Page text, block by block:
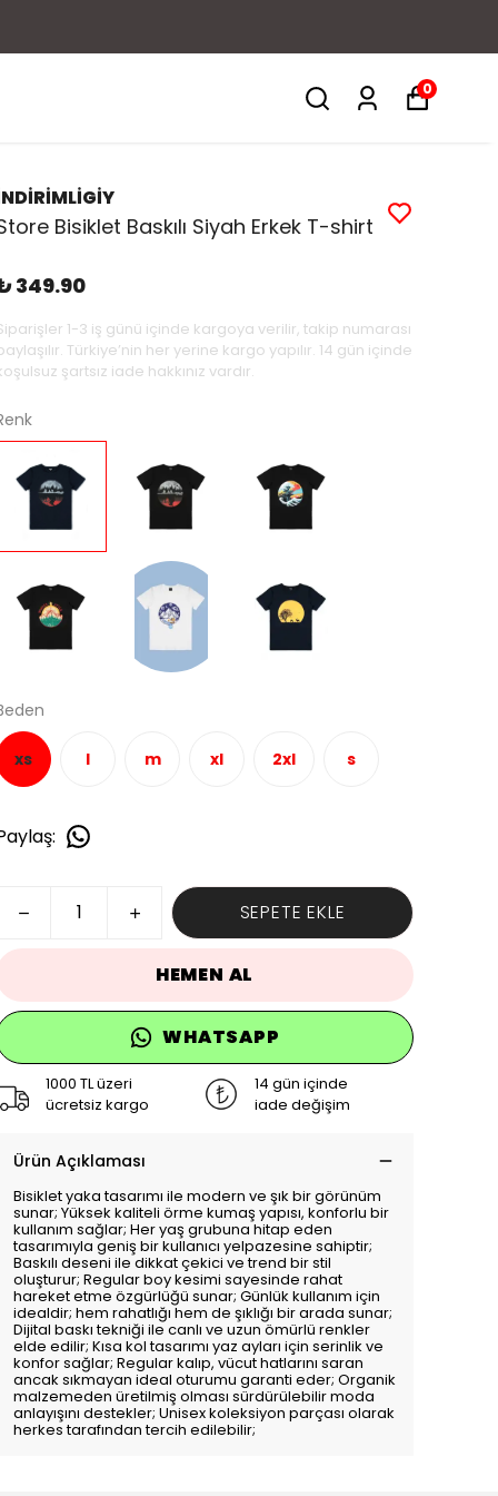
0
Bisiklet Baskılı Siyah Erkek T-shirt
349.90
1-3 iş günü içinde kargoya verilir, takip numarası
Türkiye’nin her yerine kargo yapılır. 14 gün içinde
şartsız iade hakkınız vardır.
xs l m xl 2xl s
:
SEPETE EKLE
HEMEN AL
WHATSAPP
1000 TL üzeri
ücretsiz kargo
14 gün içinde
iade değişim
Ürün Açıklaması
Bisiklet yaka tasarımı ile modern ve şık bir görünüm
sunar; Yüksek kaliteli örme kumaş yapısı, konforlu bir
kullanım sağlar; Her yaş grubuna hitap eden
tasarımıyla geniş bir kullanıcı yelpazesine sahiptir;
Baskılı deseni ile dikkat çekici ve trend bir stil
oluşturur; Regular boy kesimi sayesinde rahat
hareket etme özgürlüğü sunar; Günlük kullanım için
idealdir; hem rahatlığı hem de şıklığı bir arada sunar;
Dijital baskı tekniği ile canlı ve uzun ömürlü renkler
elde edilir; Kısa kol tasarımı yaz ayları için serinlik ve
konfor sağlar; Regular kalıp, vücut hatlarını saran
ancak sıkmayan ideal oturumu garanti eder; Organik
malzemeden üretilmiş olması sürdürülebilir moda
anlayışını destekler; Unisex koleksiyon parçası olarak
herkes tarafından tercih edilebilir;